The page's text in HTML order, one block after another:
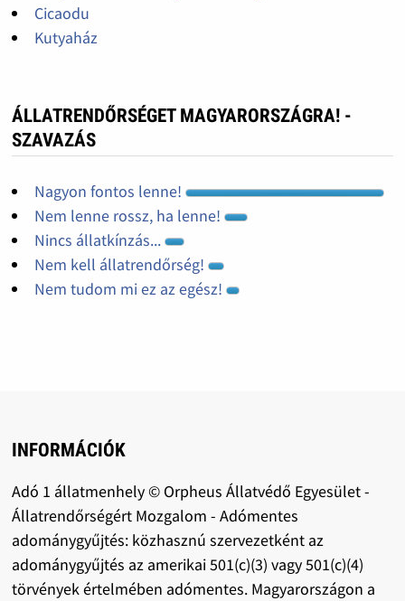
Cicaodu
Kutyaház
ÁLLATRENDŐRSÉGET MAGYARORSZÁGRA! -
SZAVAZÁS
Nagyon fontos lenne!
Nem lenne rossz, ha lenne!
Nincs állatkínzás...
Nem kell állatrendőrség!
Nem tudom mi ez az egész!
INFORMÁCIÓK
Adó 1 állatmenhely © Orpheus Állatvédő Egyesület -
Állatrendőrségért Mozgalom - Adómentes
adománygyűjtés: közhasznú szervezetként az
adománygyűjtés az amerikai 501(c)(3) vagy 501(c)(4)
törvények értelmében adómentes. Magyarországon a